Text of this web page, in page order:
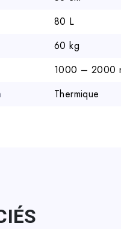
80 L
60 kg
1000 – 2000
Thermique